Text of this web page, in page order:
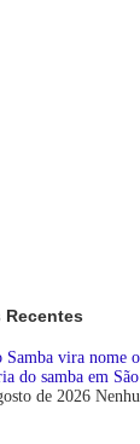
Recentes
Samba vira nome
do samba em
de 2026